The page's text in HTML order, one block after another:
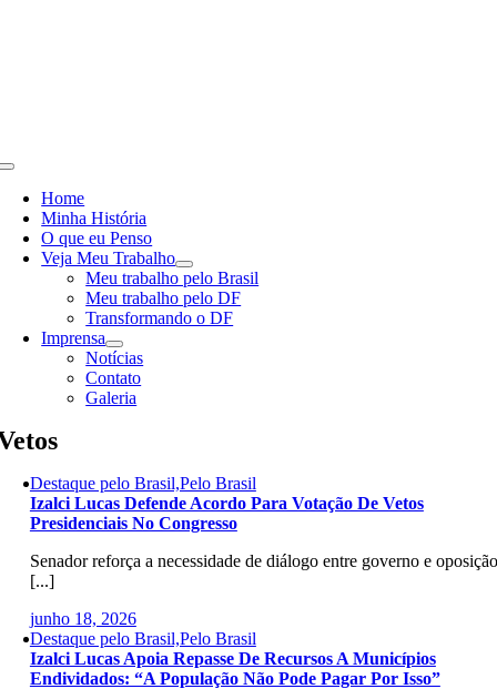
Toggle
NavigationHome
Minha História
O que eu Penso
Veja Meu Trabalho
Meu trabalho pelo Brasil
Meu trabalho pelo DF
Transformando o DF
Imprensa
Notícias
Contato
Galeria
Destaque pelo Brasil,Pelo Brasil
Izalci Lucas Defende Acordo Para Votação De Vetos
Presidenciais No Congresso
Senador reforça a necessidade de diálogo entre governo e oposição
[...]
junho 18, 2026
Destaque pelo Brasil,Pelo Brasil
Izalci Lucas Apoia Repasse De Recursos A Municípios
Endividados: “A População Não Pode Pagar Por Isso”